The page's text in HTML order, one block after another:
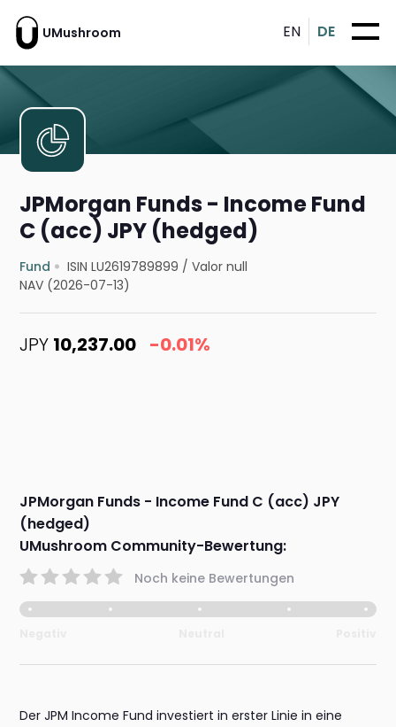
UMushroom EN DE
JPMorgan Funds - Income Fund
C (acc) JPY (hedged)
Fund ISIN LU2619789899 /Valor null
NAV (2026-07-13)
JPY 10,237.00 -0.01%
JPMorgan Funds - Income Fund C (acc) JPY
(hedged)
UMushroom Community-Bewertung:
Noch keine Bewertungen
Der JPM Income Fund investiert in erster Linie in eine